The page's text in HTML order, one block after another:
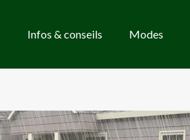
Infos & conseils Modes